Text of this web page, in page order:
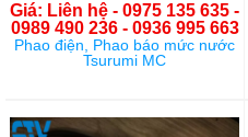
Giá: Liên hệ - 0975 135 635 -
0989 490 236 - 0936 995 663
Phao điện, Phao báo mức nước
Tsurumi MC